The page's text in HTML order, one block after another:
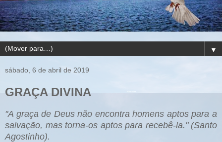
▼
sábado, 6 de abril de 2019
GRAÇA DIVINA
"A graça de Deus não encontra homens aptos para a
salvação, mas torna-os aptos para recebê-la." (Santo
Agostinho).